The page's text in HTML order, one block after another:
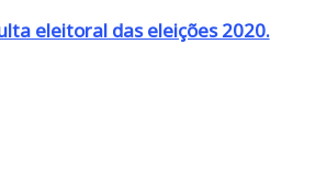
eleitoral das eleições 2020.